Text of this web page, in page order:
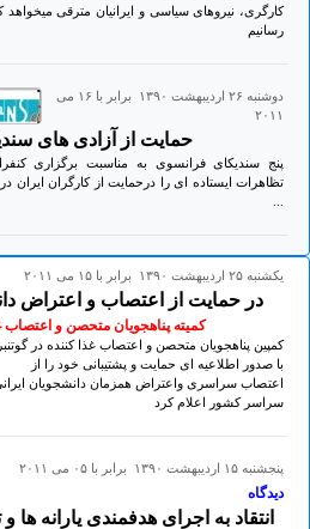
کارگری، نیروهای سیاسی و ایرانیان مترقی
رسانیم
دوشنبه ۲۶ ارديبهشت ۱۳۹۰ برابر با ۱۶ می
۲۰۱۱
حمایت از آزادی های
تظاهرات ایستاده ای را درحمایت از کارگران ایران
يكشنبه ۲۵ ارديبهشت ۱۳۹۰ برابر با ۱۵ می ۲۰۱۱
در حمایت از اعتصاب و اعتراض
کمیته پناهجویان متحصن و اعتصاب
کمپین پناهجویان متحصن و اعتصاب غذا کننده در
با صدور اطلاعیه ای حمایت و پشتیبانی خود را از
اعتصاب سراسری واعتراض همزمان دانشجویان
سراسر کشور اعلام کرد
پنجشنبه ۱۵ ارديبهشت ۱۳۹۰ برابر با ۰۵ می ۲۰۱۱
دیدگاه
انتقاد به اجرای هدفمندی یارانه ها و